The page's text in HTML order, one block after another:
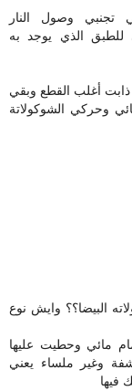
تجنبي وصول النار
للطبق الذي يوجد به
ذابت أغلب القطع وبقي
وحركي الشوكولاتة
البيضا؟؟ وايش نوع
مائي وحطيت عليها
وغير ملساء يعني
فيها